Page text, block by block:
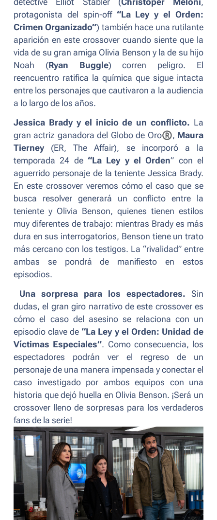
detective Elliot Stabler (Christoper Meloni,
protagonista del spin-off “La Ley y el Orden:
Crimen Organizado”) también hace una rutilante
aparición en este crossover cuando siente que la
vida de su gran amiga Olivia Benson y la de su hijo
Noah (Ryan Buggle) corren peligro. El
reencuentro ratifica la química que sigue intacta
entre los personajes que cautivaron a la audiencia
a lo largo de los años.
Jessica Brady y el inicio de un conflicto. La
gran actriz ganadora del Globo de Oro®, Maura
Tierney (ER,The Affair), se incorporó a la
temporada 24 de “La Ley y el Orden” con el
aguerrido personaje de la teniente Jessica Brady.
En este crossoververemos cómo el caso que se
busca resolver generará un conflicto entre la
teniente y Olivia Benson, quienes tienen estilos
muy diferentes de trabajo: mientras Brady es más
dura en sus interrogatorios, Benson tiene un trato
más cercano con los testigos. La “rivalidad” entre
ambas se pondrá de manifiesto en estos
episodios.
Una sorpresa para los espectadores. Sin
dudas, el gran giro narrativo de este crossoveres
cómo el caso del asesino se relaciona con un
episodio clave de “La Ley y el Orden: Unidad de
Víctimas Especiales”. Como consecuencia, los
espectadores podrán ver el regreso de un
personaje de una manera impensada y conectar el
caso investigado por ambos equipos con una
historia que dejó huella en Olivia Benson. ¡Será un
crossover lleno de sorpresas para los verdaderos
fans de la serie!